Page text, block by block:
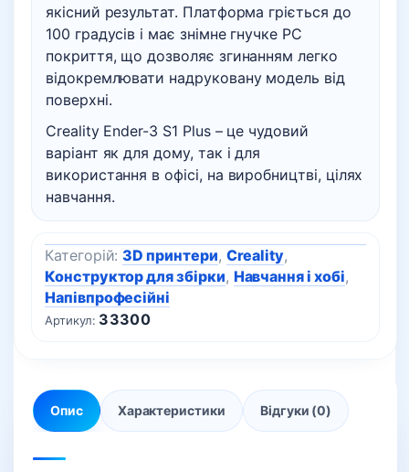
якісний результат. Платформа гріється до
100 градусів і має знімне гнучке PC
покриття, що дозволяє згинанням легко
відокремлювати надруковану модель від
поверхні.
Creality Ender-3 S1 Plus – це чудовий
варіант як для дому, так і для
використання в офісі, на виробництві, цілях
навчання.
Артикул: 33300
Категорій: 3D принтери, Creality,
Конструктор для збірки, Навчання і хобі,
Напівпрофесійні
Опис Характеристики Відгуки (0)